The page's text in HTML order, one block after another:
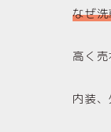
なぜ
高く
内装